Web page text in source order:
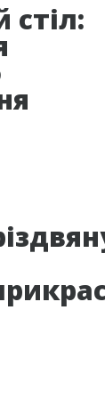
стіл: